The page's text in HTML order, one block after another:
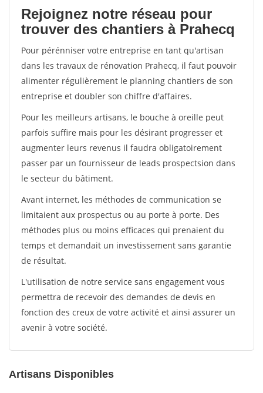
Rejoignez notre réseau pour
trouver des chantiers à Prahecq
Pour pérénniser votre entreprise en tant qu'artisan
dans les travaux de rénovation Prahecq, il faut pouvoir
alimenter régulièrement le planning chantiers de son
entreprise et doubler son chiffre d'affaires.
Pour les meilleurs artisans, le bouche à oreille peut
parfois suffire mais pour les désirant progresser et
augmenter leurs revenus il faudra obligatoirement
passer par un fournisseur de leads prospectsion dans
le secteur du bâtiment.
Avant internet, les méthodes de communication se
limitaient aux prospectus ou au porte à porte. Des
méthodes plus ou moins efficaces qui prenaient du
temps et demandait un investissement sans garantie
de résultat.
L'utilisation de notre service sans engagement vous
permettra de recevoir des demandes de devis en
fonction des creux de votre activité et ainsi assurer un
avenir à votre société.
Artisans Disponibles